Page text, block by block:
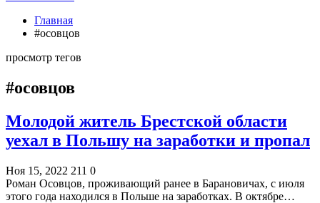
Главная
#осовцов
просмотр тегов
#осовцов
Молодой житель Брестской области
уехал в Польшу на заработки и пропал
Ноя 15, 2022 211 0
Роман Осовцов, проживающий ранее в Барановичах, с июля
этого года находился в Польше на заработках. В октябре…